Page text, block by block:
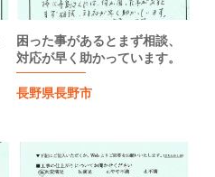
困った事があるとまず相談、
対応が早く助かっています。
長野県長野市